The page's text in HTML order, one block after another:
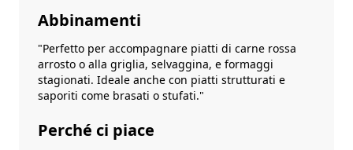
Abbinamenti
"Perfetto per accompagnare piatti di carne rossa
arrosto o alla griglia, selvaggina, e formaggi
stagionati. Ideale anche con piatti strutturati e
saporiti come brasati o stufati."
Perché ci piace